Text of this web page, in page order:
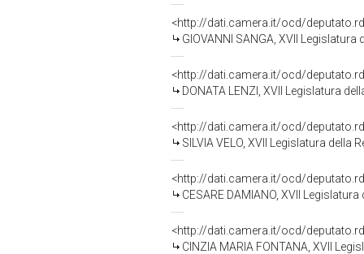
<http://dati.camera.it/ocd/
GIOVANNI SANGA, XVII Legislatura
<http://dati.camera.it/ocd/
DONATA LENZI, XVII Legislatura
<http://dati.camera.it/ocd/
SILVIA VELO, XVII Legislatura della
<http://dati.camera.it/ocd/
CESARE DAMIANO, XVII
<http://dati.camera.it/ocd/
CINZIA MARIA FONTANA, XVII